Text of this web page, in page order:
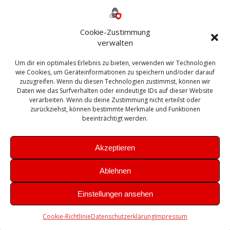
Cookie-Zustimmung
verwalten
Um dir ein optimales Erlebnis zu bieten, verwenden wir Technologien
wie Cookies, um Geräteinformationen zu speichern und/oder darauf
zuzugreifen. Wenn du diesen Technologien zustimmst, können wir
Daten wie das Surfverhalten oder eindeutige IDs auf dieser Website
verarbeiten. Wenn du deine Zustimmung nicht erteilst oder
zurückziehst, können bestimmte Merkmale und Funktionen
beeinträchtigt werden.
Akzeptieren
Ablehnen
Einstellungen ansehen
Cookie-RichtlinieDatenschutzerklärungImpressum
Bautagebuch
Exchange firewall Fritzbox
Microsoft
Sanierung SBS Security Server Sicherheit
Sicherung SIEM Sophos SSL Ubuntu
Update Upgrade UTM VCenter VCSA Veeam
VMWare VPN WAZUH Windows
Zertifikat
Theme